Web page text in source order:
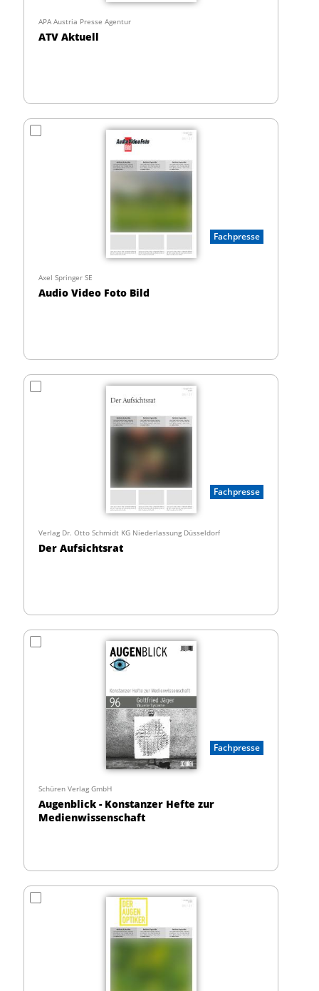
APA Austria Presse Agentur
ATV Aktuell
Fachpresse
Axel Springer SE
Audio Video Foto Bild
Fachpresse
Verlag Dr. Otto Schmidt KG Niederlassung Düsseldorf
Der Aufsichtsrat
Fachpresse
Schüren Verlag GmbH
Augenblick - Konstanzer Hefte zur
Medienwissenschaft